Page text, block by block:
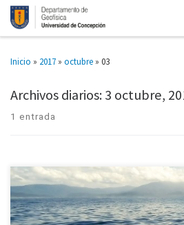
Inicio » 2017 » octubre » 03
Archivos diarios:3 octubre,
1 entrada